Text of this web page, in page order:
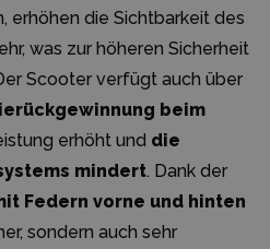
erhöhen die Sichtbarkeit des
was zur höheren Sicherheit
Scooter verfügt auch über
beim
erhöht und die
mindert. Dank der
Federn vorne und hinten
sondern auch sehr